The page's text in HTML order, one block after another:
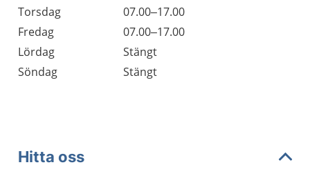
Torsdag
07.00–17.00
Fredag
07.00–17.00
Lördag
Stängt
Söndag
Stängt
Hitta oss